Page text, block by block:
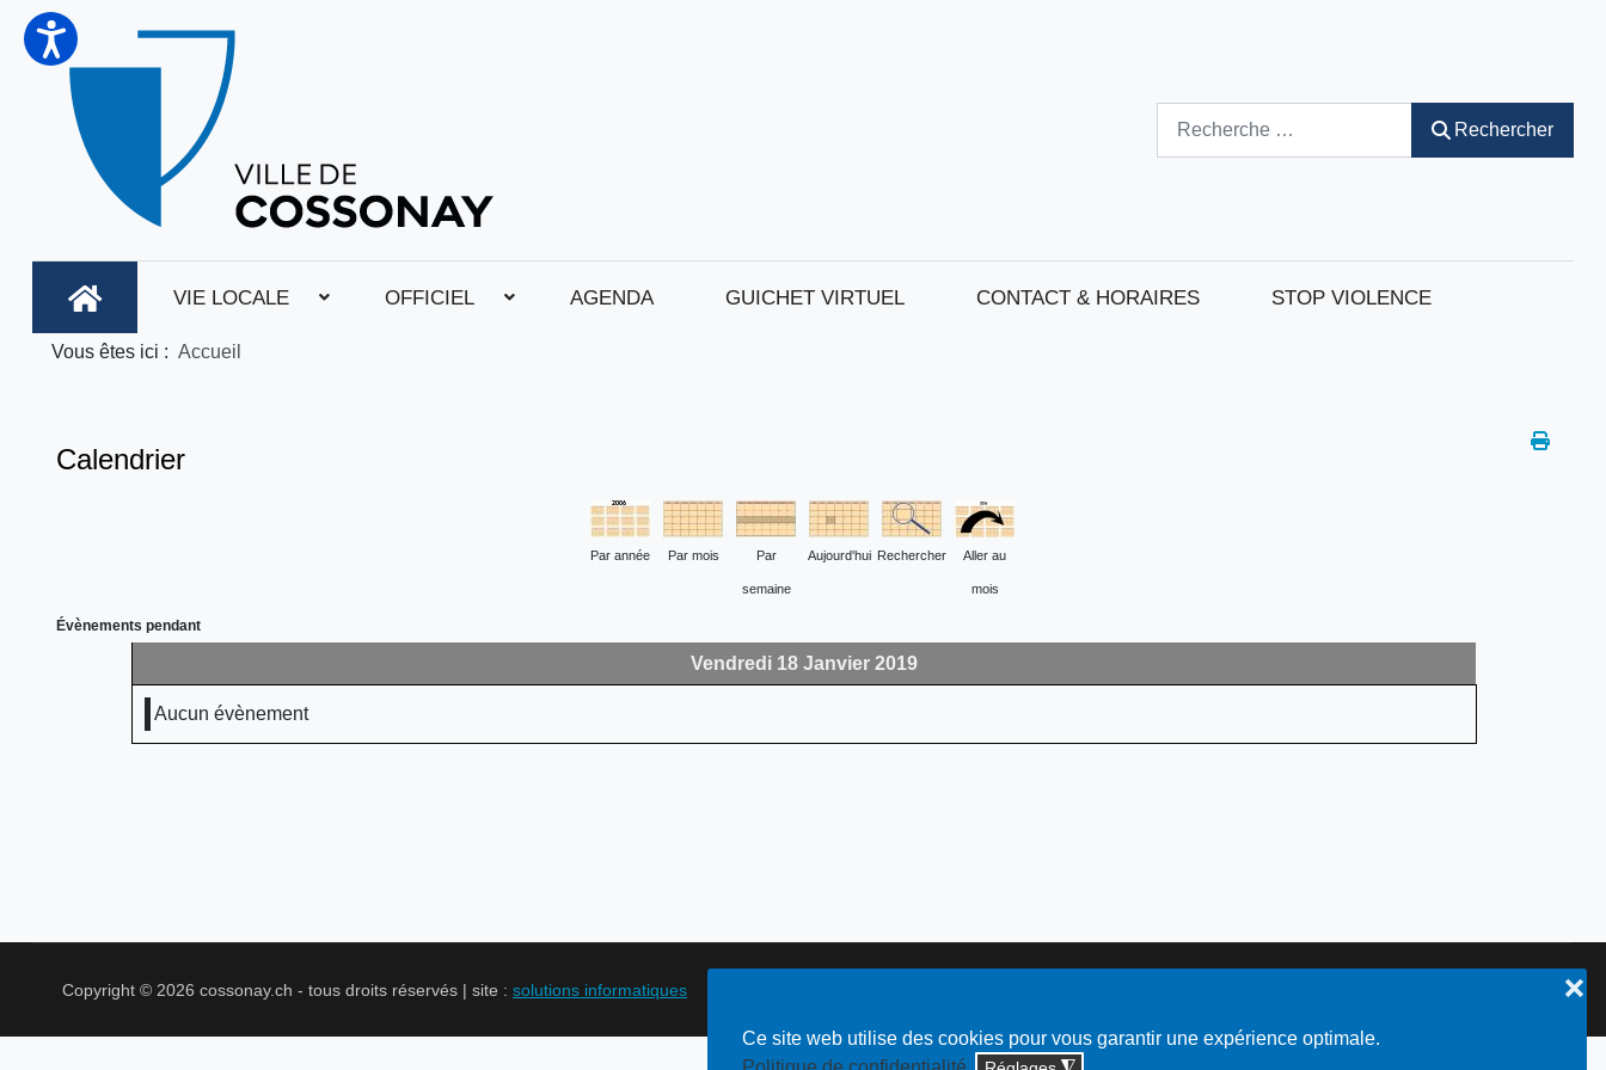
Ce site web utilise des cookies pour vous garantir une expérience optimale.
❌
Rechercher
VIE LOCALE OFFICIEL AGENDA GUICHET VIRTUEL CONTACT & HORAIRES STOP VIOLENCE
Vous êtes ici : Accueil
Calendrier
Par année Par mois Par
semaine
Aujourd'hui Rechercher Aller au
mois
Évènements pendant
Vendredi 18 Janvier 2019
Aucun évènement
Copyright © 2026 cossonay.ch - tous droits réservés | site : solutions informatiques